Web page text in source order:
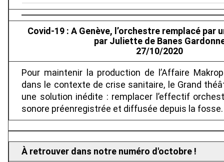
Covid-19 : A Genève, l’orchestre remplacé par
par Juliette de Banes
27/10/2020
Pour maintenir la production de l’Affaire
dans le contexte de crise sanitaire, le Grand
une solution inédite : remplacer l’effectif
sonore préenregistrée et diffusée depuis la fosse.
À retrouver dans notre numéro d'octobre !